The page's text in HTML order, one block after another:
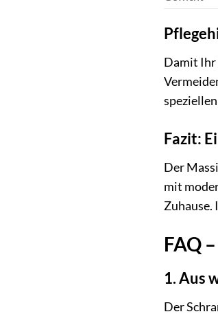
Damit Ihr
Fazit:
Der
mit
Zuhause.
FAQ
1. Aus
Der